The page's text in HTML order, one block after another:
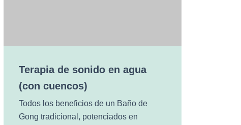
Terapia de sonido en agua
(con cuencos)
Todos los beneficios de un Baño de
Gong tradicional, potenciados en